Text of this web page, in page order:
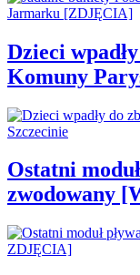
Dzieci
Komuny
Ostatni
zwodowany